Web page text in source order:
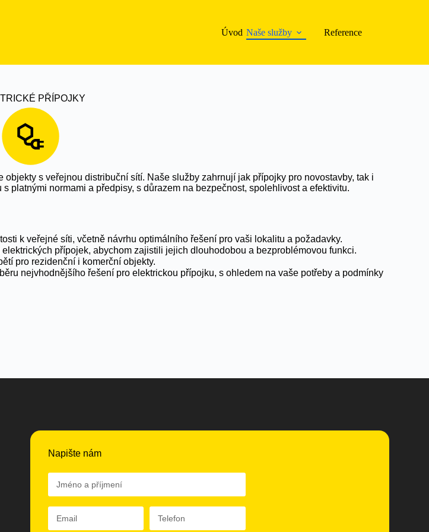
Úvod Naše služby Reference
PŘÍPOJKY
objekty s veřejnou distribuční sítí. Naše služby zahrnují jak přípojky pro novostavby, tak i
normami a předpisy, s důrazem na bezpečnost, spolehlivost a efektivitu.
k veřejné síti, včetně návrhu optimálního řešení pro vaši lokalitu a požadavky.
přípojek, abychom zajistili jejich dlouhodobou a bezproblémovou funkci.
pro rezidenční i komerční objekty.
nejvhodnějšího řešení pro elektrickou přípojku, s ohledem na vaše potřeby a podmínky
Napište nám